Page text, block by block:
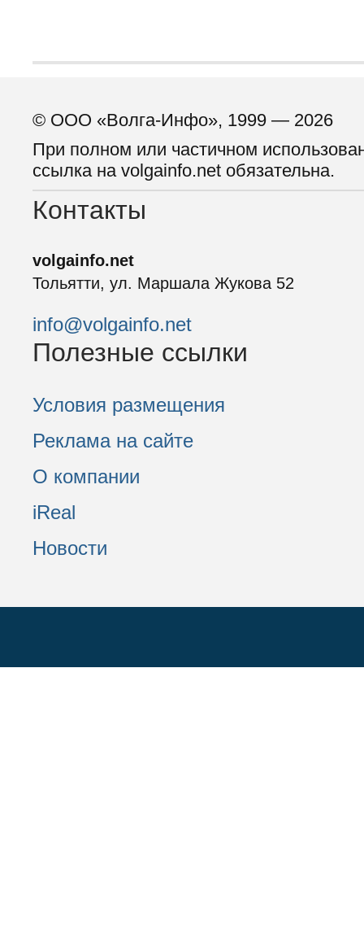
© ООО «Волга-Инфо», 1999 — 2026
При полном или частичном
ссылка на volgainfo.net обязательна.
Контакты
volgainfo.net
Тольятти, ул. Маршала Жукова 52
info@volgainfo.net
Полезные ссылки
Условия размещения
Реклама на сайте
О компании
iReal
Новости